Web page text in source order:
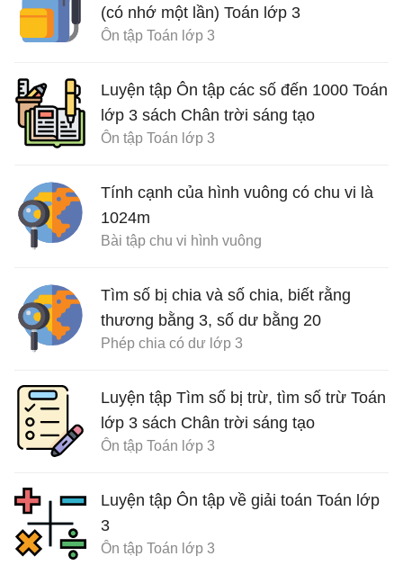
(có nhớ một lần) Toán lớp 3
Ôn tập Toán lớp 3
Luyện tập Ôn tập các số đến 1000 Toán
lớp 3 sách Chân trời sáng tạo
Ôn tập Toán lớp 3
Tính cạnh của hình vuông có chu vi là
1024m
Bài tập chu vi hình vuông
Tìm số bị chia và số chia, biết rằng
thương bằng 3, số dư bằng 20
Phép chia có dư lớp 3
Luyện tập Tìm số bị trừ, tìm số trừ Toán
lớp 3 sách Chân trời sáng tạo
Ôn tập Toán lớp 3
Luyện tập Ôn tập về giải toán Toán lớp
3
Ôn tập Toán lớp 3